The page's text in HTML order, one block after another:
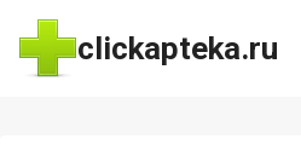
Перейти
содержимому
clickapteka.ru